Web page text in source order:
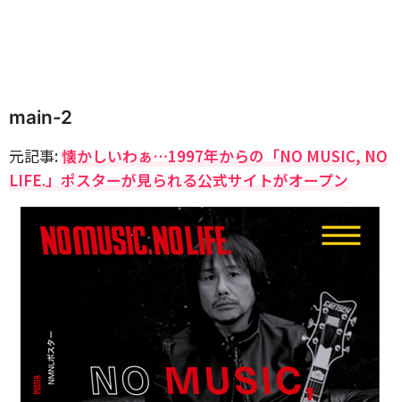
main-2
元記事:懐かしいわぁ…1997年からの「NO MUSIC, NO
LIFE.」ポスターが見られる公式サイトがオープン